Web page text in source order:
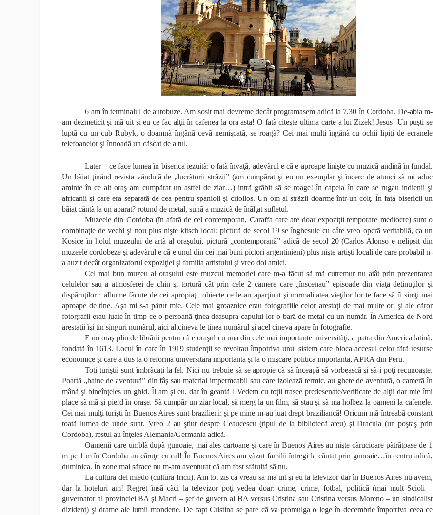
6 am în terminalul de autobuze. Am sosit mai devreme decât programasem adicã la 7.30 în Cordoba. De-abia m-
am dezmeticit şi mã uit şi eu ce fac alţii în cafenea la ora asta! O fatã citeşte ultima carte a lui Zizek! Jesus! Un puşti se
luptã cu un cub Rubyk, o doamnã îngânã cevã nemişcatã, se roagã? Cei mai mulţi îngânã cu ochii lipiţi de ecranele
telefoanelor şi înnoadã un cãscat de altul.
Later – ce face lumea în biserica iezuitã: o fatã învaţã, adevãrul e cã e aproape linişte cu muzicã andinã în fundal.
Un bãiat ţinând revista vândutã de „lucrãtorii strãzii” (am cumpãrat şi eu un exemplar şi încerc de atunci sã-mi aduc
aminte în ce alt oraş am cumpãrat un astfel de ziar…) intrã grãbit sã se roage! în capela în care se rugau indienii şi
africanii şi care era separatã de cea pentru spanioli şi criollos. Un om al strãzii doarme într-un colţ. În faţa bisericii un
bãiat cântã la un aparat? rotund de metal, sunã a muzicã de înãlţat sufletul.
Muzeele din Cordoba (în afarã de cel contemporan, Caraffa care are doar expoziţii temporare mediocre) sunt o
combinaţie de vechi şi nou plus nişte kitsch local: picturã de secol 19 se înghesuie cu câte vreo operã veritabilã, ca un
Kosice în holul muzeului de artã al oraşului, picturã „contemporanã” adicã de secol 20 (Carlos Alonso e nelipsit din
muzeele cordobeze şi adevãrul e cã e unul din cei mai buni pictori argentinieni) plus nişte artişti locali de care probabil n-
a auzit decât organizatorul expoziţiei şi familia artistului şi vreo doi amici.
Cel mai bun muzeu al oraşului este muzeul memoriei care m-a fãcut sã mã cutremur nu atât prin prezentarea
celulelor sau a atmosferei de chin şi torturã cât prin cele 2 camere care „înscenau” episoade din viaţa deţinuţilor şi
dispãruţilor : albume fãcute de cei apropiaţi, obiecte ce le-au aparţinut şi normalitatea vieţilor lor te face sã îi simţi mai
aproape de tine. Aşa mi s-a pãrut mie. Cele mai groaznice erau fotografiile celor arestaţi de mai multe ori şi ale cãror
fotografii erau luate în timp ce o persoanã ţinea deasupra capului lor o barã de metal cu un numãr. În America de Nord
arestaţii îşi ţin singuri numãrul, aici altcineva le ţinea numãrul şi acel cineva apare în fotografie.
E un oraş plin de librãrii pentru cã e oraşul cu una din cele mai importante universitãţi, a patra din America latinã,
fondatã în 1613. Locul în care în 1919 studenţii se revoltau împotriva unui sistem care bloca accesul celor fãrã resurse
economice şi care a dus la o reformã universitarã importantã şi la o mişcare politicã importantã, APRA din Peru.
Toţi turiştii sunt îmbrãcaţi la fel. Nici nu trebuie sã se apropie cã sã înceapã sã vorbeascã şi sã-i poţi recunoaşte.
Poartã „haine de aventurã” din fâş sau material impermeabil sau care izoleazã termic, au ghete de aventurã, o camerã în
mânã şi bineînţeles un ghid. Îl am şi eu, dar în geantãJ Vedem cu toţii trasee predesenate/verificate de alţii dar mie îmi
place sã mã şi pierd în oraşe. Sã cumpãr un ziar local, sã merg la un film, sã stau şi sã ma holbez la oameni la cafenele.
Cei mai mulţi turişti în Buenos Aires sunt brazilieni: şi pe mine m-au luat drept braziliancã! Oricum mã întreabã constant
toatã lumea de unde sunt. Vreo 2 au ştiut despre Ceaucescu (tipul de la bibliotecã ateu) şi Dracula (un poştaş prin
Cordoba), restul au înţeles Alemania/Germania adicã.
Oamenii care umblã dupã gunoaie, mai ales cartoane şi care în Buenos Aires au nişte cãrucioare pãtrãţoase de 1
m pe 1 m în Cordoba au cãruţe cu cal! În Buenos Aires am vãzut familii întregi la cãutat prin gunoaie…în centru adicã,
duminica. În zone mai sãrace nu m-am aventurat cã am fost sfãtuitã sã nu.
La cultura del miedo (cultura fricii). Am tot zis cã vreau sã mã uit şi eu la televizor dar în Buenos Aires nu avem,
dar la hoteluri am! Regret însã cãci la televizor poţi vedea doar: crime, crime, fotbal, politicã (mai mult Scioli –
guvernator al provinciei BA şi Macri – şef de guvern al BA versus Cristina sau Cristina versus Moreno – un sindicalist
dizident) şi drame ale lumii mondene. De fapt Cristina se pare cã va promulga o lege în decembrie împotriva ceea ce